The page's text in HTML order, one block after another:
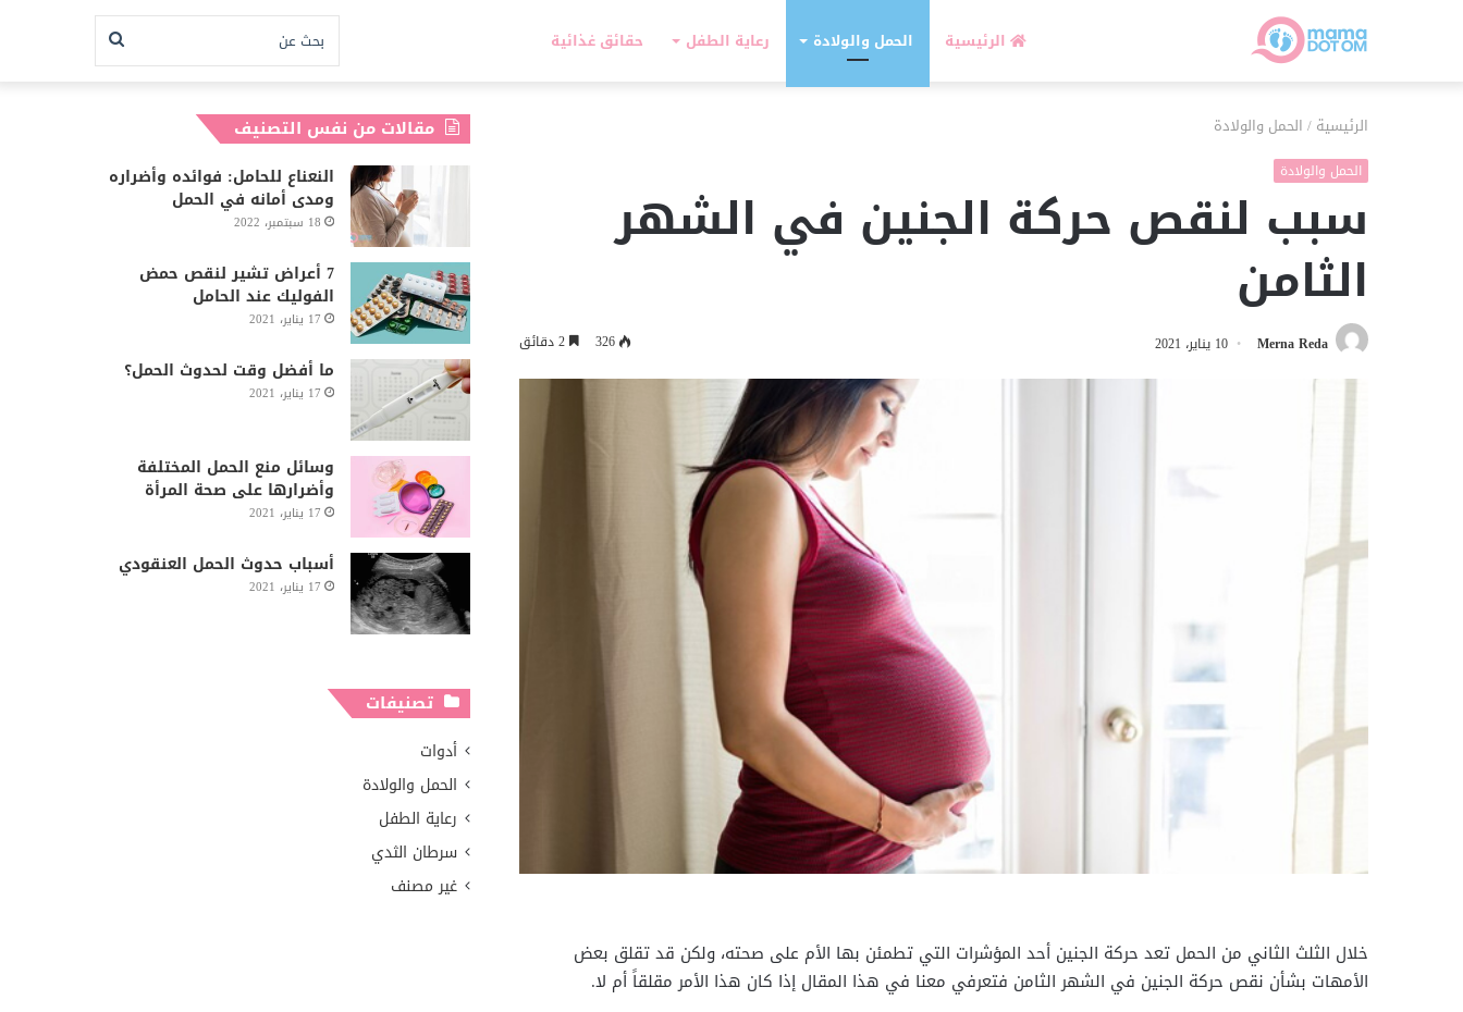
الرئيسية الحمل والولادة رعاية الطفل حقائق غذائية بحث
الرئيسية / الحمل والولادة
الحمل والولادة
سبب لنقص حركة الجنين في الشهر
الثامن
Merna Reda 10 يناير، 2021 326
خلال الثلث الثاني من الحمل تعد حركة الجنين أحد المؤشرات التي تطمئن بها الأم على صحته، ولكن قد تقلق بعض
الأمهات بشأن نقص حركة الجنين في الشهر الثامن فتعرفي معنا في هذا المقال إذا كان هذا الأمر مقلقاً أم لا.
مقالات من نفس التصنيف
النعناع للحامل: فوائده وأضراره
ومدى أمانه في الحمل
18 سبتمبر، 2022
7 أعراض تشير لنقص حمض
الفوليك عند الحامل
17 يناير، 2021
ما أفضل وقت لحدوث الحمل؟
17 يناير، 2021
وسائل منع الحمل المختلفة
وأضرارها على صحة المرأة
17 يناير، 2021
أسباب حدوث الحمل العنقودي
17 يناير، 2021
تصنيفات
أدوات
الحمل والولادة
رعاية الطفل
سرطان الثدي
غير مصنف